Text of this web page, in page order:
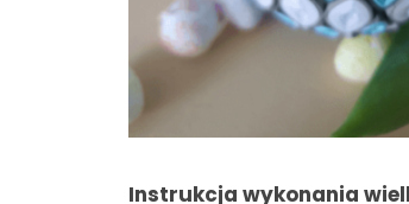
Instrukcja wykonania